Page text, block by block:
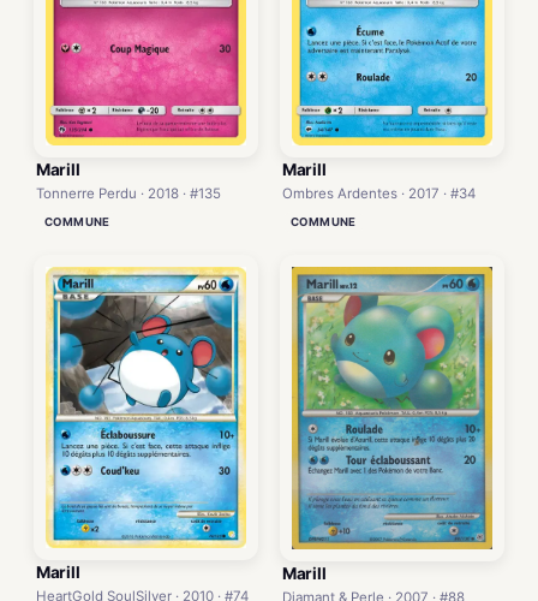
Marill
Tonnerre Perdu · 2018 · #135
COMMUNE
Marill
Ombres Ardentes · 2017 · #34
COMMUNE
Marill
HeartGold SoulSilver · 2010 · #74
Marill
Diamant & Perle · 2007 · #88